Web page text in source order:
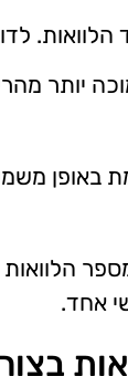
הלוואות.
יותר
באופן
הלוואות
אחד.